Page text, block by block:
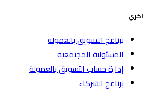
اخري
برنامج التسويق بالعمولة
المسئولية المجتمعية
إدارة حساب التسويق بالعمولة
برنامج الشركاء